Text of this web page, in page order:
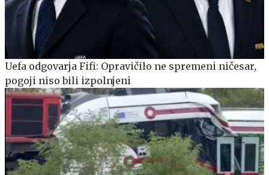
Uefa odgovarja Fifi: Opravičilo ne spremeni ničesar,
pogoji niso bili izpolnjeni